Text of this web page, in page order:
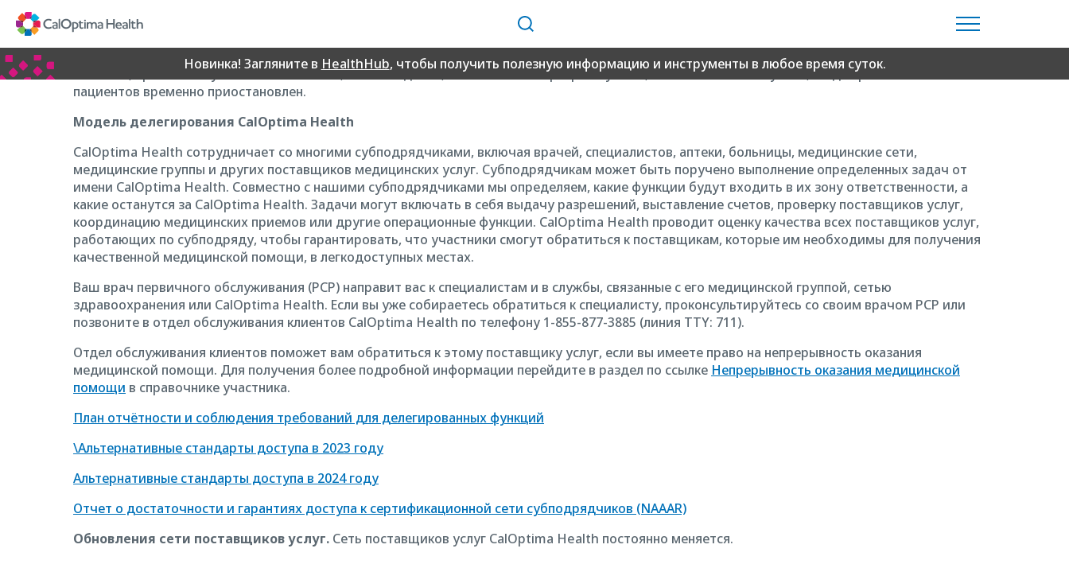
Content
Поиск
Новинка! Загляните в HealthHub, чтобы получить полезную информацию и инструменты в любое время суток.
Loading...
право на участие в программе CHIP, получают медицинские услуги в рамках программы Medi-Cal. Все врачи и клиники, указанные в данном
каталоге, принимают участников Medi-Cal, включая детей, зачисленных в программу CHIP, за исключением случаев, когда приём новых
пациентов временно приостановлен.
Модель делегирования CalOptima Health
CalOptima Health сотрудничает со многими субподрядчиками, включая врачей, специалистов, аптеки, больницы, медицинские сети,
медицинские группы и других поставщиков медицинских услуг. Субподрядчикам может быть поручено выполнение определенных задач от
имени CalOptima Health. Совместно с нашими субподрядчиками мы определяем, какие функции будут входить в их зону ответственности, а
какие останутся за CalOptima Health. Задачи могут включать в себя выдачу разрешений, выставление счетов, проверку поставщиков услуг,
координацию медицинских приемов или другие операционные функции. CalOptima Health проводит оценку качества всех поставщиков услуг,
работающих по субподряду, чтобы гарантировать, что участники смогут обратиться к поставщикам, которые им необходимы для получения
качественной медицинской помощи, в легкодоступных местах.
Ваш врач первичного обслуживания (PCP) направит вас к специалистам и в службы, связанные с его медицинской группой, сетью
здравоохранения или CalOptima Health. Если вы уже собираетесь обратиться к специалисту, проконсультируйтесь со своим врачом PCP или
позвоните в отдел обслуживания клиентов CalOptima Health по телефону 1-855-877-3885 (линия TTY: 711).
Отдел обслуживания клиентов поможет вам обратиться к этому поставщику услуг, если вы имеете право на непрерывность оказания
медицинской помощи. Для получения более подробной информации перейдите в раздел по ссылке Непрерывность оказания медицинской
помощи в справочнике участника.
План отчётности и соблюдения требований для делегированных функций
\Альтернативные стандарты доступа в 2023 году
Альтернативные стандарты доступа в 2024 году
Отчет о достаточности и гарантиях доступа к сертификационной сети субподрядчиков (NAAAR)
Обновления сети поставщиков услуг. Сеть поставщиков услуг CalOptima Health постоянно меняется.